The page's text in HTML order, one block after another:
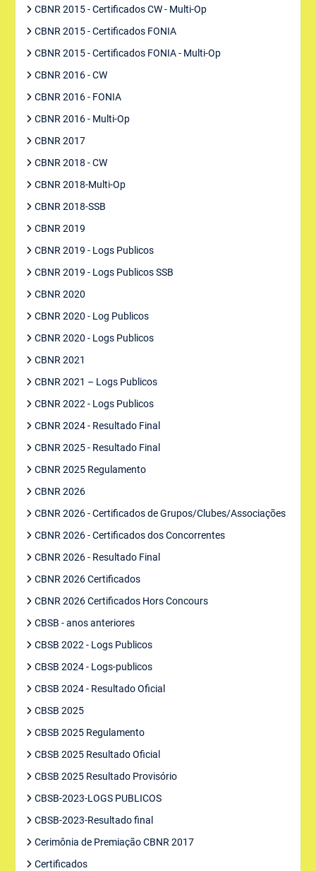
CBNR 2015 - Certificados CW - Multi-Op
CBNR 2015 - Certificados FONIA
CBNR 2015 - Certificados FONIA - Multi-Op
CBNR 2016 - CW
CBNR 2016 - FONIA
CBNR 2016 - Multi-Op
CBNR 2017
CBNR 2018 - CW
CBNR 2018-Multi-Op
CBNR 2018-SSB
CBNR 2019
CBNR 2019 - Logs Publicos
CBNR 2019 - Logs Publicos SSB
CBNR 2020
CBNR 2020 - Log Publicos
CBNR 2020 - Logs Publicos
CBNR 2021
CBNR 2021 – Logs Publicos
CBNR 2022 - Logs Publicos
CBNR 2024 - Resultado Final
CBNR 2025 - Resultado Final
CBNR 2025 Regulamento
CBNR 2026
CBNR 2026 - Certificados de Grupos/Clubes/Associações
CBNR 2026 - Certificados dos Concorrentes
CBNR 2026 - Resultado Final
CBNR 2026 Certificados
CBNR 2026 Certificados Hors Concours
CBSB - anos anteriores
CBSB 2022 - Logs Publicos
CBSB 2024 - Logs-publicos
CBSB 2024 - Resultado Oficial
CBSB 2025
CBSB 2025 Regulamento
CBSB 2025 Resultado Oficial
CBSB 2025 Resultado Provisório
CBSB-2023-LOGS PUBLICOS
CBSB-2023-Resultado final
Cerimônia de Premiação CBNR 2017
Certificados